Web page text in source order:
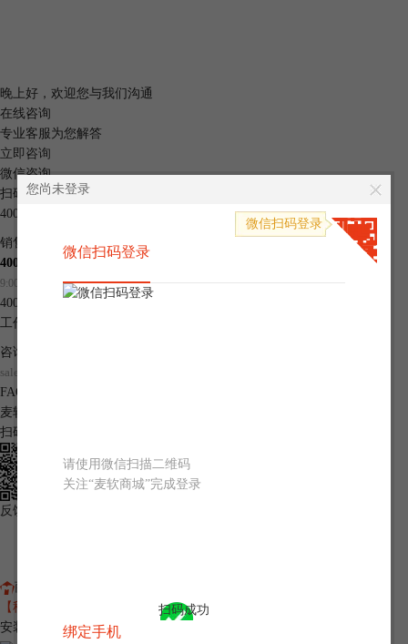
晚上好， 欢迎您与我们沟通
在线咨询
专业客服为您解答
立即咨询
微信咨询
扫码快速咨询
400-8765-888
销售热线
400-8765-888 转 1
9:00~17:30（工作日）
400-8765-888
工作时间：9:00-20:30(工作日)
咨询邮箱
sales@makeding.com
FAQ
麦软商城
扫码关注麦软公众号
反馈问题
商城首页
【秒杀】60+正版软件1折起，今日限量抢！
安装包下载
您尚未登录
手机快捷登录
微信扫码登录
请使用微信扫描二维码
关注“麦软商城”完成登录
扫码成功
绑定手机
微信扫码登录
微信扫码登录